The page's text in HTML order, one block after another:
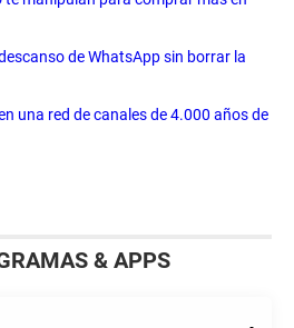
de WhatsApp sin borrar la
una red de canales de 4.000 años de
& APPS